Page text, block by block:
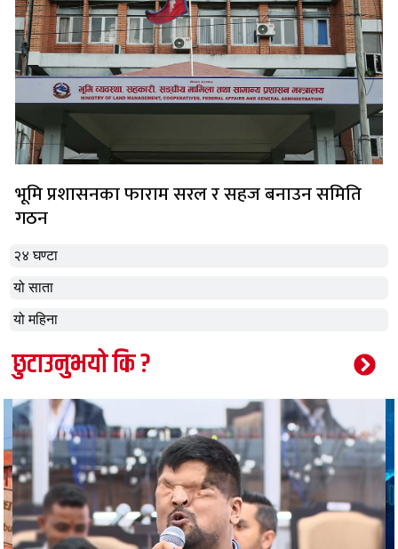
२४ घण्टा
यो साता
यो महिना
भूमि प्रशासनका फाराम सरल र सहज बनाउन समिति
गठन
छुटाउनुभयो कि ?